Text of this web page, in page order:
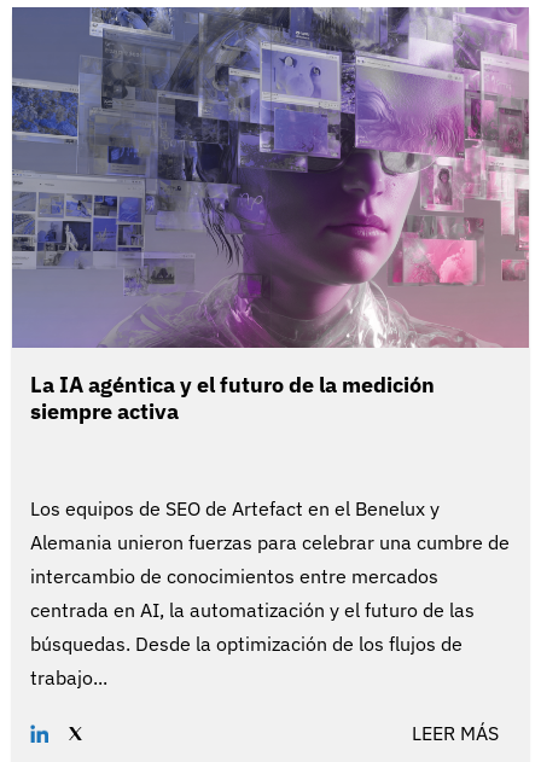
La IA agéntica y el futuro de la medición
siempre activa
Los equipos de SEO de Artefact en el Benelux y
Alemania unieron fuerzas para celebrar una cumbre de
intercambio de conocimientos entre mercados
centrada en AI, la automatización y el futuro de las
búsquedas. Desde la optimización de los flujos de
trabajo...
LEER MÁS